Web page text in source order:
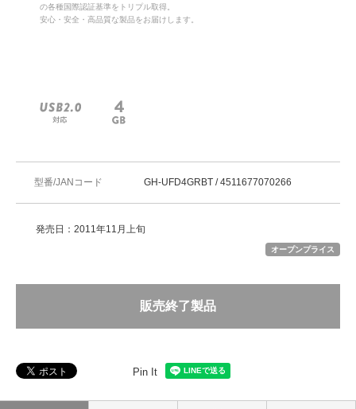
の各種国際認証基準をトリプル取得。
安心・安全・高品質な製品をお届けします。
型番/JANコード GH-UFD4GRBT / 4511677070266
発売日：2011年11月上旬
オープンプライス
販売終了製品
Pin It